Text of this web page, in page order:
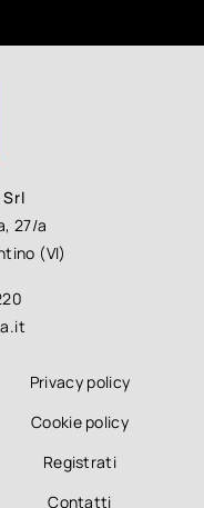
Srl
27/a
(VI)
Privacy policy
Cookie policy
Registrati
Contatti